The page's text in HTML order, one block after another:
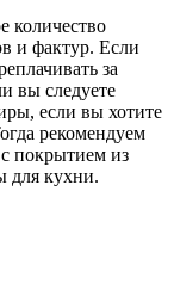
количество
и фактур. Если
за
вы следуете
если вы хотите
рекомендуем
покрытием из
для кухни.